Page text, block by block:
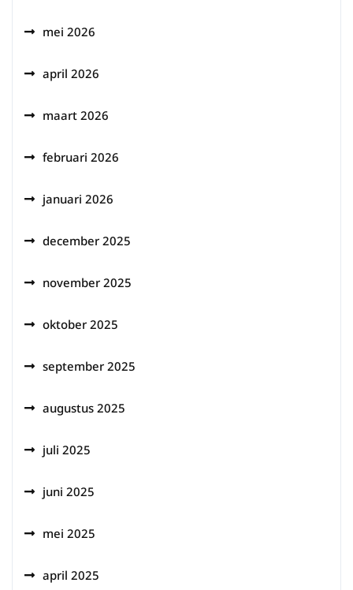
mei 2026
april 2026
maart 2026
februari 2026
januari 2026
december 2025
november 2025
oktober 2025
september 2025
augustus 2025
juli 2025
juni 2025
mei 2025
april 2025